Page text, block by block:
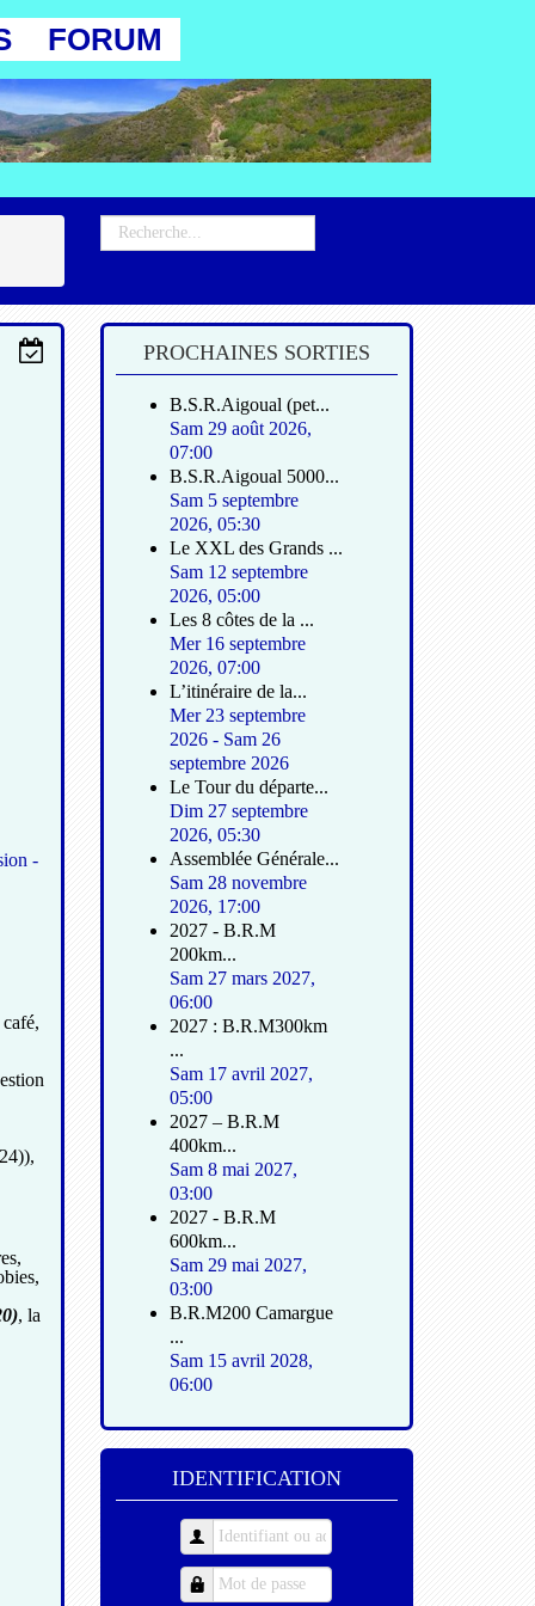
FORUM
-
, la
PROCHAINES SORTIES
B.S.R.Aigoual (pet...
Sam 29 août 2026,
07:00
B.S.R.Aigoual 5000...
Sam 5 septembre
2026, 05:30
Le XXL des Grands ...
Sam 12 septembre
2026, 05:00
Les 8 côtes de la ...
Mer 16 septembre
2026, 07:00
L’itinéraire de la...
Mer 23 septembre
2026- Sam 26
septembre 2026
Le Tour du départe...
Dim 27 septembre
2026, 05:30
Assemblée Générale...
Sam 28 novembre
2026, 17:00
2027 - B.R.M
200km...
Sam 27 mars 2027,
06:00
2027 : B.R.M300km
...
Sam 17 avril 2027,
05:00
2027 – B.R.M
400km...
Sam 8 mai 2027,
03:00
2027 - B.R.M
600km...
Sam 29 mai 2027,
03:00
B.R.M200 Camargue
...
Sam 15 avril 2028,
06:00
IDENTIFICATION